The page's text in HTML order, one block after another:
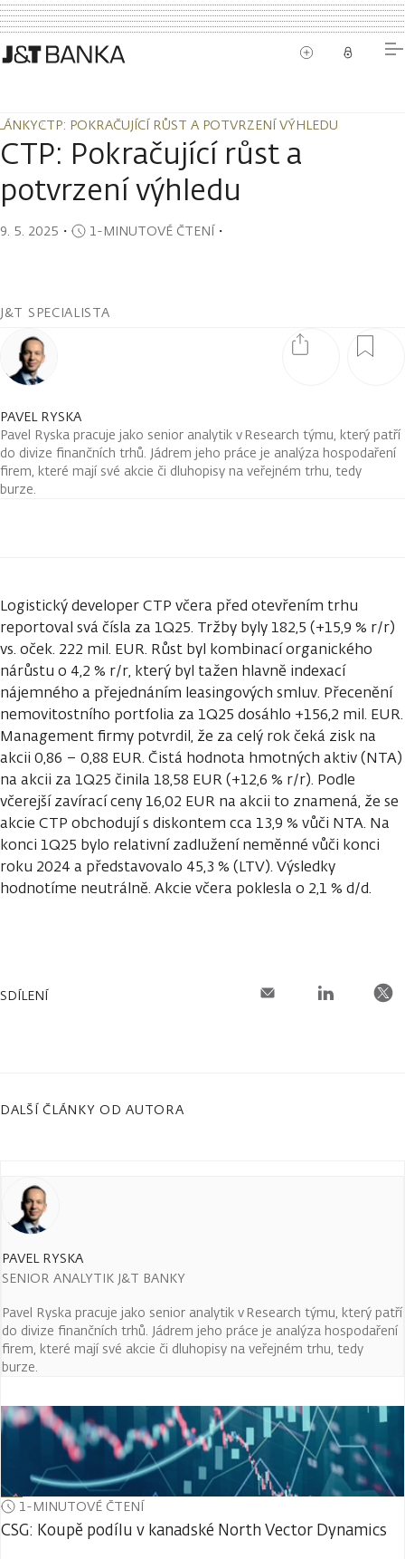
CTP: POKRAČUJÍCÍ RŮST A POTVRZENÍ VÝHLEDU
CTP: POKRAČUJÍCÍ RŮST A POTVRZENÍ VÝHLEDU
CTP: Pokračující růst a
potvrzení výhledu
9. 5. 2025 ・ 1-MINUTOVÉ ČTENÍ・
J&T SPECIALISTA
PAVEL RYSKA
Pavel Ryska pracuje jako senior analytik v Research týmu, který patří
do divize finančních trhů. Jádrem jeho práce je analýza hospodaření
firem, které mají své akcie či dluhopisy na veřejném trhu, tedy
burze.
Logistický developer CTP včera před otevřením trhu
reportoval svá čísla za 1Q25. Tržby byly 182,5 (+15,9 % r/r)
vs. oček. 222 mil. EUR. Růst byl kombinací organického
nárůstu o 4,2 % r/r, který byl tažen hlavně indexací
nájemného a přejednáním leasingových smluv. Přecenění
nemovitostního portfolia za 1Q25 dosáhlo +156,2 mil. EUR.
Management firmy potvrdil, že za celý rok čeká zisk na
akcii 0,86 – 0,88 EUR. Čistá hodnota hmotných aktiv (NTA)
na akcii za 1Q25 činila 18,58 EUR (+12,6 % r/r). Podle
včerejší zavírací ceny 16,02 EUR na akcii to znamená, že se
akcie CTP obchodují s diskontem cca 13,9 % vůči NTA. Na
konci 1Q25 bylo relativní zadlužení neměnné vůči konci
roku 2024 a představovalo 45,3 % (LTV). Výsledky
hodnotíme neutrálně. Akcie včera poklesla o 2,1 % d/d.
SDÍLENÍ
DALŠÍ ČLÁNKY OD AUTORA
PAVEL RYSKA
SENIOR ANALYTIK J&T BANKY
Pavel Ryska pracuje jako senior analytik v Research týmu, který patří
do divize finančních trhů. Jádrem jeho práce je analýza hospodaření
firem, které mají své akcie či dluhopisy na veřejném trhu, tedy
burze.
1-MINUTOVÉ ČTENÍ
CSG: Koupě podílu v kanadské North Vector Dynamics